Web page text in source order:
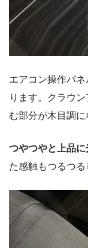
エアコン操作パ
ります。クラウ
む部分が木目調に
つやつやと上品に
た感触もつるつる